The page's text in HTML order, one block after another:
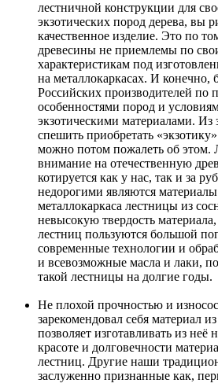
лестничной конструкции для
экзотических пород дерева, вы
качественное изделие. Это по
древесины не приемлемы по
характеристикам под
на металлокаркасах. И конечно,
Российских производителей по
особенностями пород и
экзотическими материалами. Из
спешить приобретать
можно потом пожалеть об этом.
внимание на отечественную
котируется как у нас, так и за
недорогими являются
металлокаркаса лестницы из
невысокую твердость
лестниц пользуются большой
современные технологии и
и всевозможные масла и лаки,
такой лестницы на долгие годы.
Не плохой прочностью и
зарекомендовал себя материал
позволяет изготавливать из
красоте и долговечности
лестниц. Другие наши
заслуженно признанные как,